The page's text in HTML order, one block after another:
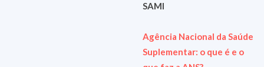
SAMI
Agência Nacional da Saúde
Suplementar: o que é e o